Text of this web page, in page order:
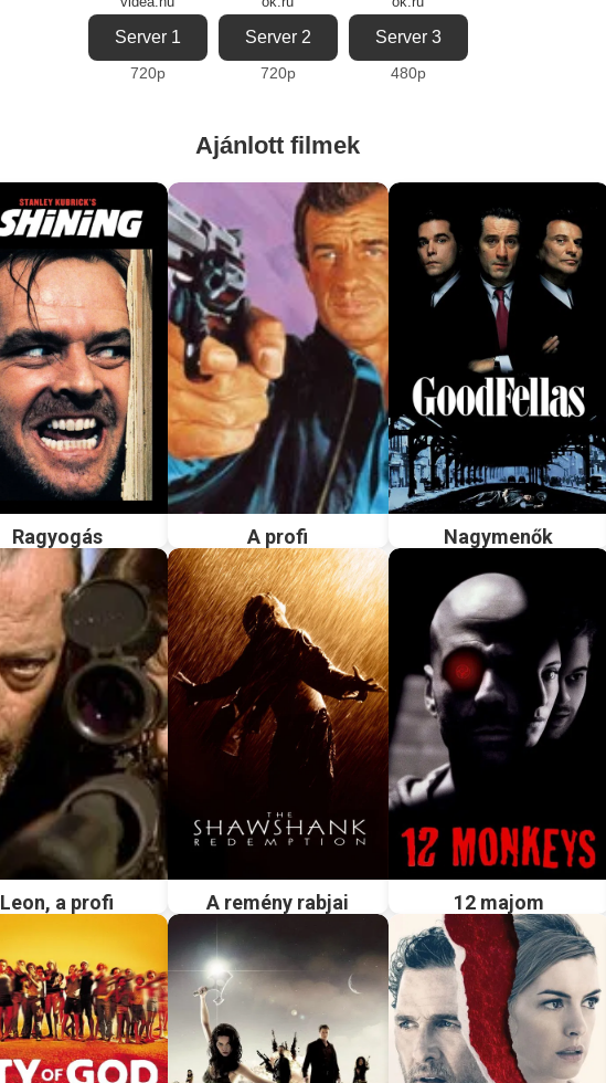
Server 1
720p
Server 2
720p
Server 3
480p
Ajánlott filmek
Ragyogás A profi Nagymenők
Leon, a profi A remény rabjai 12 majom